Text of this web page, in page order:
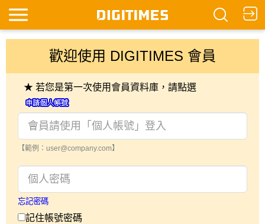
歡迎使用 DIGITIMES 會員
★ 若您是第一次使用會員資料庫，請點選
【範例：user@company.com】
忘記密碼
記住帳號密碼